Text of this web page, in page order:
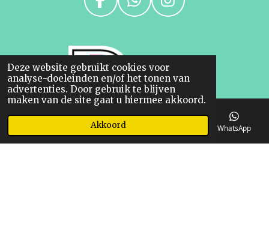
Deze website gebruikt cookies voor
analyse-doeleinden en/of het tonen van
advertenties. Door gebruik te blijven
maken van de site gaat u hiermee akkoord.
Akkoord
F
e
b
o
o
k
W
t
s
A
p
p
I
t
a
g
r
a
m
Telefoonnummer WhatsApp